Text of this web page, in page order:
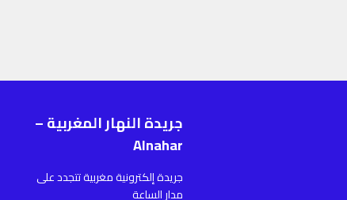
جريدة النهار المغربية –
Alnahar
جريدة إلكترونية مغربية تتجدد على
مدار الساعة